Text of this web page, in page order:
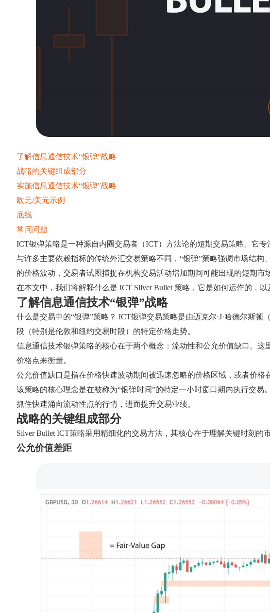
了解信息通信技术“银弹”战略
战略的关键组成部分
实施信息通信技术“银弹”战略
欧元/美元示例
底线
常问问题
ICT银弹策略是一种源自内圈交易者（ICT）方法论的短期交易策略。它
与许多主要依赖指标的传统外汇交易策略不同，“银弹”策略强调市场结
的价格波动，交易者试图捕捉在机构交易活动增加期间可能出现的短期市
在本文中，我们将解释什么是 ICT Silver Bullet 策略，它是如何运作的，
了解信息通信技术“银弹”战略
什么是交易中的“银弹”策略？ ICT银弹交易策略是由迈克尔·J·哈德尔斯顿
段（特别是伦敦和纽约交易时段）的特定价格走势。
信息通信技术银弹策略的核心在于两个概念：流动性和公允价值缺口。
价格点来衡量。
公允价值缺口是指在价格快速波动期间被迅速忽略的价格区域，或者价
该策略的核心理念是在被称为“银弹时间”的特定一小时窗口期内执行交
抓住快速涌向流动性点的行情，进而提升交易业绩。
战略的关键组成部分
Silver Bullet ICT策略采用精细化的​​交易方法，其核心在于理解关键时刻的
公允价值差距